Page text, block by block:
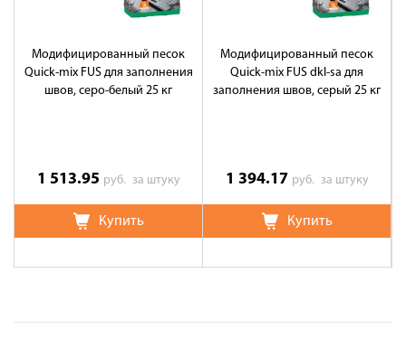
Модифицированный песок
Quick-mix FUS для заполнения
швов, серо-белый 25 кг
1 513.95 руб. за штуку
Купить
Модифицированный песок
Quick-mix FUS dkl-sa для
заполнения швов, серый 25 кг
1 394.17 руб. за штуку
Купить